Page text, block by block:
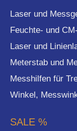
Laser und
Feuchte- und
Laser und
Meterstab und
Messhilfen für
Winkel,
SALE %